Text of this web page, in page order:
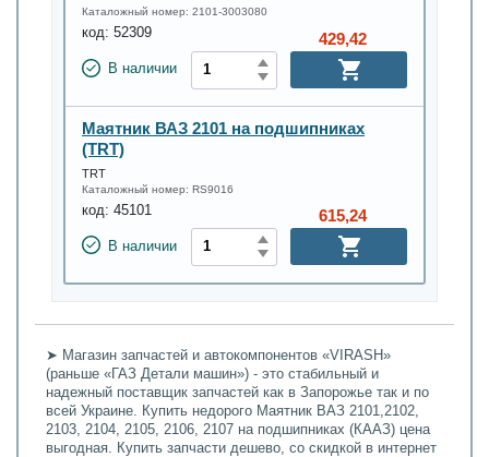
Каталожный номер: 2101-3003080
код: 52309
В наличии
429,42
Маятник ВАЗ 2101 на подшипниках
(TRT)
TRT
Каталожный номер: RS9016
код: 45101
В наличии
615,24
➤ Магазин запчастей и автокомпонентов «VIRASH»
(раньше «ГАЗ Детали машин») - это стабильный и
надежный поставщик запчастей как в Запорожье так и по
всей Украине. Купить недорого Маятник ВАЗ 2101,2102,
2103, 2104, 2105, 2106, 2107 на подшипниках (КААЗ) цена
выгодная. Купить запчасти дешево, со скидкой в интернет